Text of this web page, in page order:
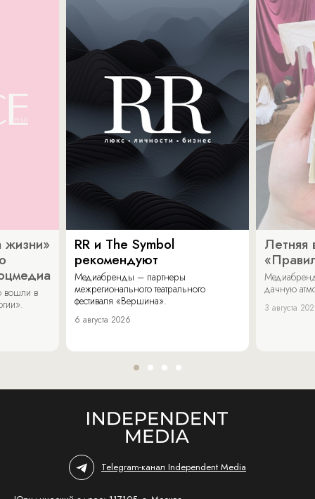
жизни»
вошли в
RR и The Symbol
рекомендуют
Медиабренды – партнеры
межрегионального театрального
фестиваля «Вершина».
6 августа 2026
Летняя
дачную
3 августа
Telegram-канал Independent Media